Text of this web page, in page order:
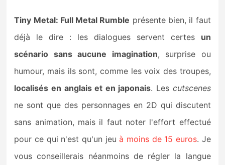
Tiny Metal: Full Metal Rumble présente bien, il faut
déjà le dire : les dialogues servent certes un
scénario sans aucune imagination, surprise ou
humour, mais ils sont, comme les voix des troupes,
localisés en anglais et en japonais. Les cutscenes
ne sont que des personnages en 2D qui discutent
sans animation, mais il faut noter l'effort effectué
pour ce qui n'est qu'un jeuà moins de 15 euros. Je
vous conseillerais néanmoins de régler la langue